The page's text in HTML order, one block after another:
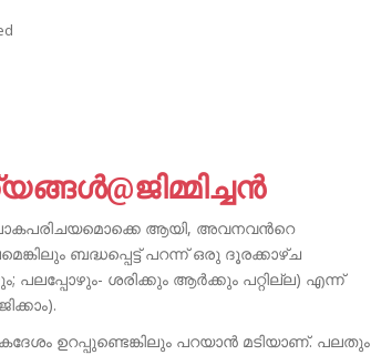
ആയി, അവനവൻറെ
ബദ്ധപ്പെട്ട് പറന്ന് ഒരു ദൂരക്കാഴ്ച
പലപ്പോഴും- ശരിക്കും ആർക്കും പറ്റില്ല) എന്ന്
ഉറപ്പുണ്ടെങ്കിലും പറയാൻ മടിയാണ്. പലതും